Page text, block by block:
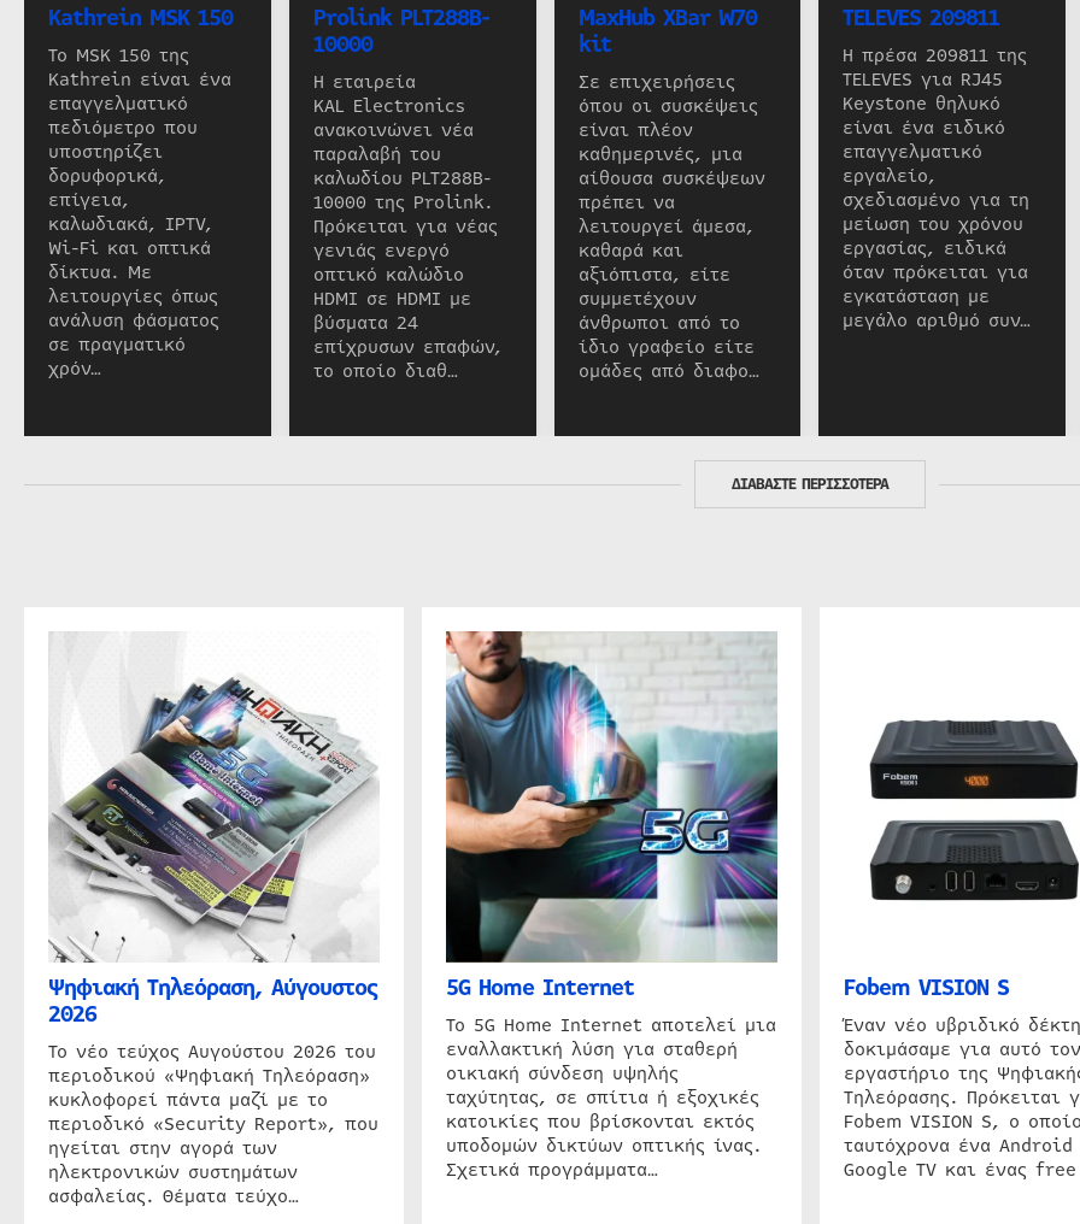
Kathrein MSK 150
Το MSK 150 της
Kathrein είναι ένα
επαγγελματικό
πεδιόμετρο που
υποστηρίζει
δορυφορικά,
επίγεια,
καλωδιακά, IPTV,
Wi-Fi και οπτικά
δίκτυα. Με
λειτουργίες όπως
ανάλυση φάσματος
σε πραγματικό
χρόν…
Prolink PLT288B-
10000
Η εταιρεία
KAL Electronics
ανακοινώνει νέα
παραλαβή του
καλωδίου PLT288B-
10000 της Prolink.
Πρόκειται για νέας
γενιάς ενεργό
οπτικό καλώδιο
HDMI σε HDMI με
βύσματα 24
επίχρυσων επαφών,
το οποίο διαθ…
MaxHub XBar W70
kit
Σε επιχειρήσεις
όπου οι συσκέψεις
είναι πλέον
καθημερινές, μια
αίθουσα συσκέψεων
πρέπει να
λειτουργεί άμεσα,
καθαρά και
αξιόπιστα, είτε
συμμετέχουν
άνθρωποι από το
ίδιο γραφείο είτε
ομάδες από διαφο…
TELEVES 209811
Η πρέσα 209811 της
TELEVES για RJ45
Keystone θηλυκό
είναι ένα ειδικό
επαγγελματικό
εργαλείο,
σχεδιασμένο για τη
μείωση του χρόνου
εργασίας, ειδικά
όταν πρόκειται για
εγκατάσταση με
μεγάλο αριθμό συν…
ΔΙΑΒΑΣΤΕ ΠΕΡΙΣΣΟΤΕΡΑ
Ψηφιακή Τηλεόραση, Αύγουστος
2026
Το νέο τεύχος Αυγούστου 2026 του
περιοδικού «Ψηφιακή Τηλεόραση»
κυκλοφορεί πάντα μαζί με το
περιοδικό «Security Report», που
ηγείται στην αγορά των
ηλεκτρονικών συστημάτων
ασφαλείας. Θέματα τεύχο…
5G Home Internet
Το 5G Home Internet αποτελεί μια
εναλλακτική λύση για σταθερή
οικιακή σύνδεση υψηλής
ταχύτητας, σε σπίτια ή εξοχικές
κατοικίες που βρίσκονται εκτός
υποδομών δικτύων οπτικής ίνας.
Σχετικά προγράμματα…
Fobem VISION S
Έναν νέο υβριδικό δέκτη
δοκιμάσαμε για αυτό
εργαστήριο της
Τηλεόρασης. Πρόκειται
Fobem VISION S, ο
ταυτόχρονα ένα Android
Google TV και ένας